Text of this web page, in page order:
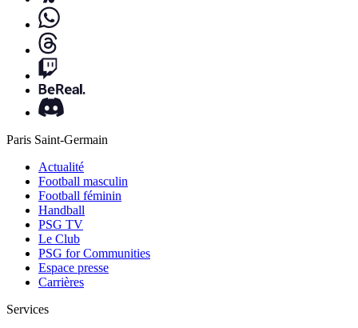
Paris Saint-Germain
Actualité
Football masculin
Football féminin
Handball
PSG TV
Le Club
PSG for Communities
Espace presse
Carrières
Services